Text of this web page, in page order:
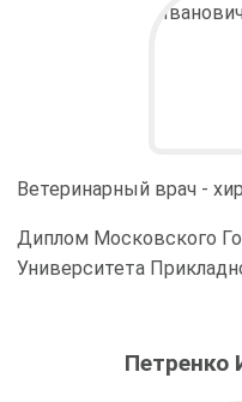
Ветеринарный врач -
Диплом Московского
Университета
Петренко